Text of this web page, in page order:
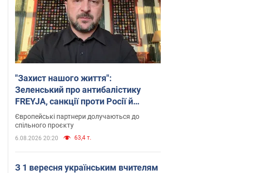
"Захист нашого життя":
Зеленський про антибалістику
FREYJA, санкції проти Росії й
підтримку аграріїв. Відео
Європейські партнери долучаються до
спільного проєкту
6.08.2026 20:20 63,4 т.
З 1 вересня українським вчителям